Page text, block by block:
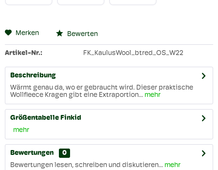
Merken Bewerten
Artikel-Nr.: FK_KaulusWool_btred_OS_W22
Beschreibung
Wärmt genau da, wo er gebraucht wird. Dieser praktische
Wollfleece Kragen gibt eine Extraportion... mehr
Größentabelle Finkid
mehr
Bewertungen
0
Bewertungen lesen, schreiben und diskutieren... mehr